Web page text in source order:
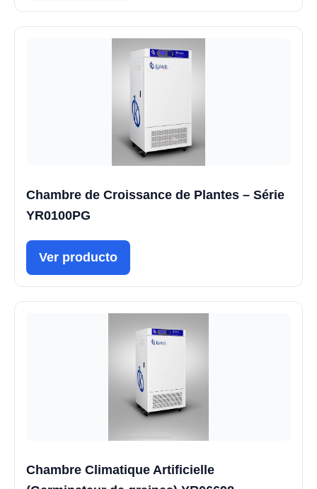
Chambre de Croissance de Plantes – Série
YR0100PG
Ver producto
Chambre Climatique Artificielle